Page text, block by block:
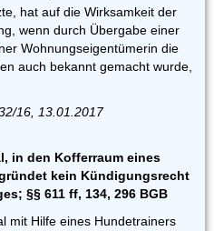
hat auf die Wirksamkeit der
wenn durch Übergabe einer
Wohnungseigentümerin die
auch bekannt gemacht wurde,
16, 13.01.2017
in den Kofferraum eines
kein Kündigungsrecht
§§ 611 ff, 134, 296 BGB
mit Hilfe eines Hundetrainers